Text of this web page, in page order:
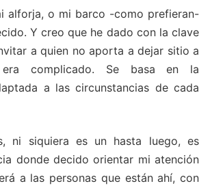
alforja, o mi barco -como prefieran-
Y creo que he dado con la clave
a quien no aporta a dejar sitio a
complicado. Se basa en la
a las circunstancias de cada
ni siquiera es un hasta luego, es
donde decido orientar mi atención
a las personas que están ahí, con